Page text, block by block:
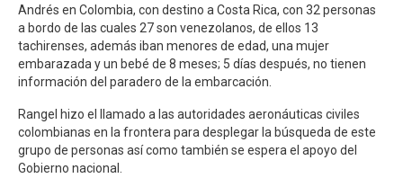
Andrés en Colombia, con destino a Costa Rica, con 32 personas
a bordo de las cuales 27 son venezolanos, de ellos 13
tachirenses, además iban menores de edad, una mujer
embarazada y un bebé de 8 meses; 5 días después, no tienen
información del paradero de la embarcación.
Rangel hizo el llamado a las autoridades aeronáuticas civiles
colombianas en la frontera para desplegar la búsqueda de este
grupo de personas así como también se espera el apoyo del
Gobierno nacional.